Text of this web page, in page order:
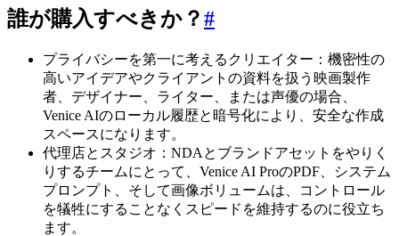
誰が購入すべきか？#
プライバシーを第一に考えるクリエイター：機密性の
高いアイデアやクライアントの資料を扱う映画製作
者、デザイナー、ライター、または声優の場合、
Venice AIのローカル履歴と暗号化により、安全な作成
スペースになります。
代理店とスタジオ：NDAとブランドアセットをやりく
りするチームにとって、Venice AI ProのPDF、システム
プロンプト、そして画像ボリュームは、コントロール
を犠牲にすることなくスピードを維持するのに役立ち
ます。